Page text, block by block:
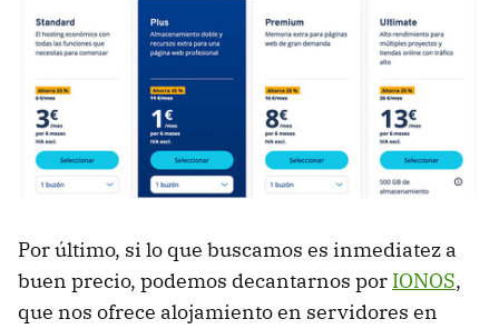
Por último, si lo que buscamos es inmediatez a
buen precio, podemos decantarnos por IONOS,
que nos ofrece alojamiento en servidores en